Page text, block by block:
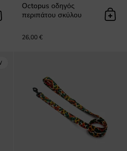
στο καλάθι
Octopus οδηγός
περιπάτου σκύλου
26,00 €